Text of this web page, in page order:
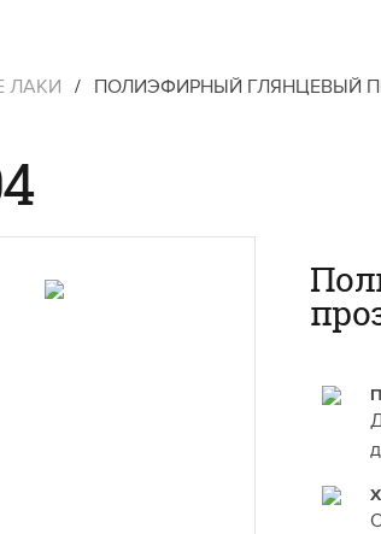
ЛАКИ / ПОЛИЭФИРНЫЙ ГЛЯНЦЕВЫЙ